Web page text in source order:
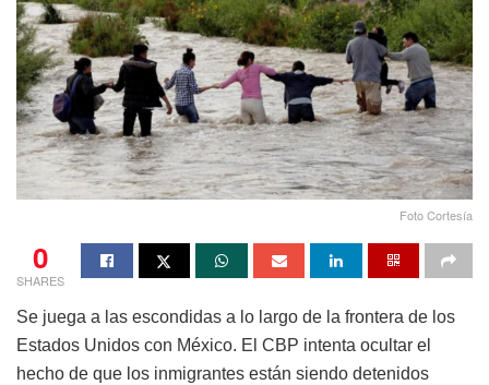
Foto Cortesía
0
SHARES
Se juega a las escondidas a lo largo de la frontera de los
Estados Unidos con México. El CBP intenta ocultar el
hecho de que los inmigrantes están siendo detenidos